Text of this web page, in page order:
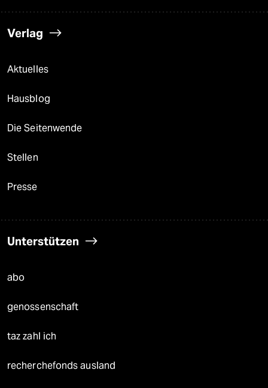
Verlag
Aktuelles
Hausblog
Die Seitenwende
Stellen
Presse
Unterstützen
abo
genossenschaft
taz zahl ich
recherchefonds ausland